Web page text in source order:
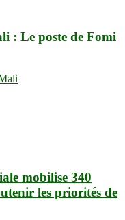
: Le poste de Fomi
mobilise 340
les priorités de